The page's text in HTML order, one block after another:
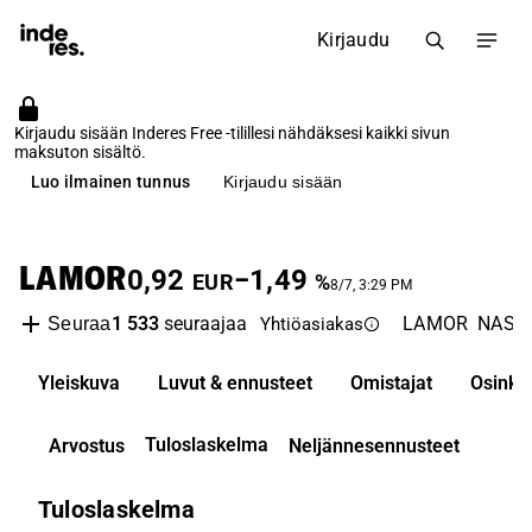
Kirjaudu
Kirjaudu sisään Inderes Free -tilillesi nähdäksesi kaikki sivun
maksuton sisältö.
Luo ilmainen tunnus
Kirjaudu sisään
LAMOR0,92 EUR−1,49 %8/7, 3:29 PM
Seuraa1 533seuraajaa Yhtiöasiakas LAMOR
Yleiskuva Luvut & ennusteet Omistajat Osinko
Arvostus Tuloslaskelma Neljännesennusteet
Tuloslaskelma